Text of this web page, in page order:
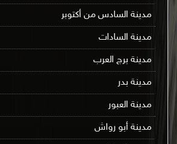
مدينة السادس من أكتوبر
مدينة السادات
مدينة برج العرب
مدينة بدر
مدينة العبور
مدينة أبو رواش